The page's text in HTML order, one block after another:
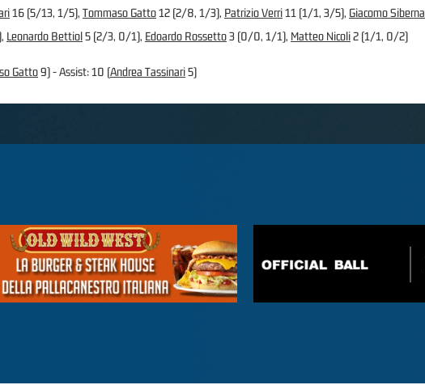
16 (5/13, 1/5), Tommaso Gatto12 (2/8, 1/3), Patrizio Verri11 (1/1, 3/5), Giacomo Siberna
Leonardo Bettiol5 (2/3, 0/1), Edoardo Rossetto3 (0/0, 1/1), Matteo Nicoli2 (1/1, 0/2)
Gatto9) - Assist: 10 (Andrea Tassinari5)